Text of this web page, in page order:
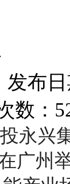
发布
数：
永兴
广州